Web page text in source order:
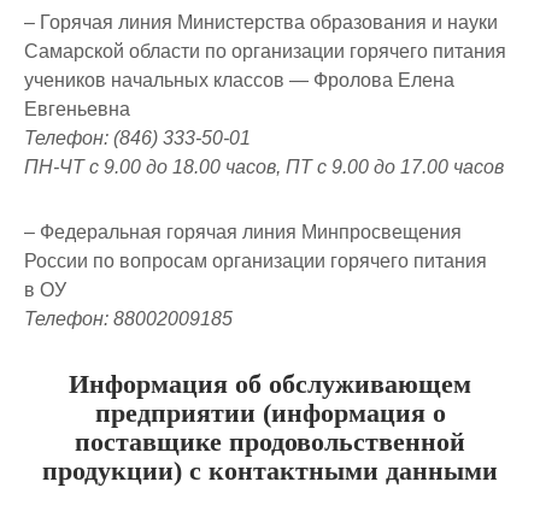
– Горячая линия Министерства образования и науки
Самарской области по организации горячего питания
учеников начальных классов — Фролова Елена
Евгеньевна
Телефон: (846) 333-50-01
ПН-ЧТ с 9.00 до 18.00 часов, ПТ с 9.00 до 17.00 часов
– Федеральная горячая линия Минпросвещения
России по вопросам организации горячего питания
в ОУ
Телефон: 88002009185
Информация об обслуживающем
предприятии (информация о
поставщике продовольственной
продукции) с контактными данными